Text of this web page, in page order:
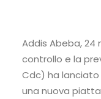
Addis Abeba, 24
controllo e la
Cdc) ha lanciato
una nuova